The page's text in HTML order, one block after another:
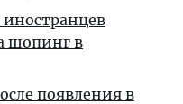
иностранцев
шопинг в
появления в